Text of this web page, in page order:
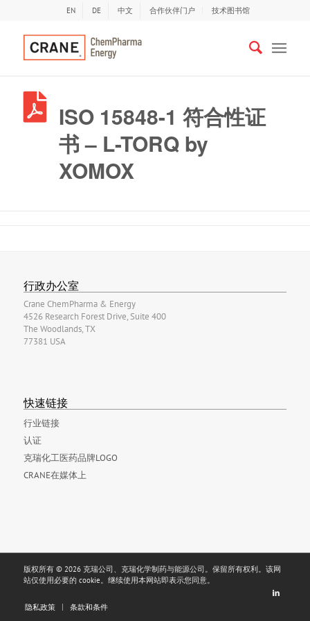
EN DE 中文 合作伙伴门户 技术图书馆
ISO 15848-1 符合性证
书 – L-TORQ by
XOMOX
行政办公室
Crane ChemPharma & Energy
4526 Research Forest Drive, Suite 400
The Woodlands, TX
77381 USA
快速链接
行业链接
认证
克瑞化工医药品牌LOGO
CRANE在媒体上
版权所有 © 2026 克瑞公司、克瑞化学制药与能源公司。保留所有权利。该网
站仅使用必要的 cookie。继续使用本网站即表示您同意。
隐私政策 条款和条件